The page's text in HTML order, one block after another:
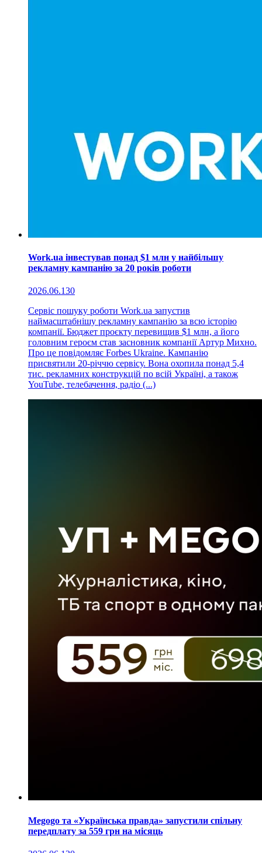
Work.ua інвестував понад $1 млн у найбільшу
рекламну кампанію за 20 років роботи
2026.06.130
Сервіс пошуку роботи Work.ua запустив
наймасштабнішу рекламну кампанію за всю історію
компанії. Бюджет проєкту перевищив $1 млн, а його
головним героєм став засновник компанії Артур Михно.
Про це повідомляє Forbes Ukraine. Кампанію
присвятили 20-річчю сервісу. Вона охопила понад 5,4
тис. рекламних конструкцій по всій Україні, а також
YouTube, телебачення, радіо (...)
Megogo та «Українська правда» запустили спільну
передплату за 559 грн на місяць